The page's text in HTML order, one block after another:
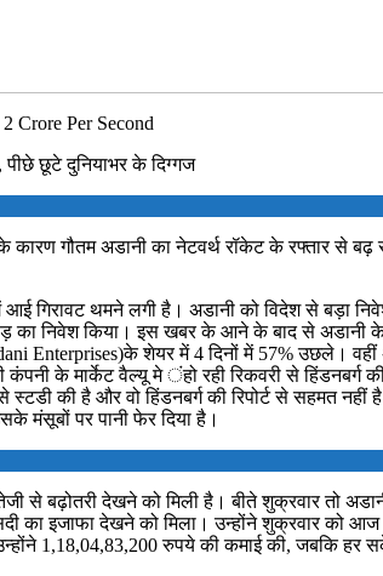
Crore Per Second
छूटे दुनियाभर के दिग्गज
गौतम अडानी का नेटवर्थ रॉकेट के रफ्तार से
में आई गिरावट थमने लगी है। अडानी को विदेश से
का निवेश किया। इस खबर के आने के बाद से अडानी
Enterprises)के शेयर में 4 दिनों में 57% उछले।
कंपनी के मार्केट वैल्यू मे ंहो रही रिकवरी से
की है और वो हिंडनबर्ग की रिपोर्ट से सहमत
मंसूबों पर पानी फेर दिया है।
से बढ़ोतरी देखने को मिली है। बीते शुक्रवार तो
का इजाफा देखने को मिला। उन्होंने शुक्रवार
1,18,04,83,200 रुपये की कमाई की, जबकि